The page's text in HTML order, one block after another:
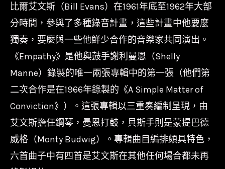
斯
Bill
Evans
Empathy/180g/SoundsGood/66413
數
量
比爾艾文斯（Bill Evans）在1961年底至1962年大部
分時間，參與了多種錄音計畫，這些計畫中他要麼
獨奏，要麼與一些他鮮少合作的音樂家共同演出。
《Empathy》是他與鼓手謝利曼恩（Shelly
Manne）錄製的唯一兩張專輯中的第一張（他們第
二次合作是在1966年錄製的《A Simple Matter of
Conviction》）。這張專輯以三重奏編制呈現，由
艾文斯擔任鋼琴，曼恩打鼓，貝斯手則是蒙提巴德
威格（Monty Budwig）。專輯曲目編排頗具特色，
六首曲子中有四首是艾文斯在其他任何場合都未再